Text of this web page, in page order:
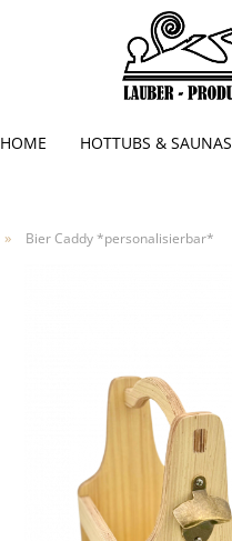
HOME HOTTUBS & SAUNAS
» Bier Caddy *personalisierbar*